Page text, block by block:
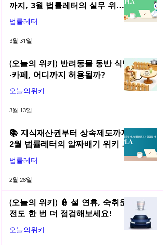
까지, 3월 법률레터의 실무 위키
총정리! | 2026년 3월 네플라 법률
레터
법률레터
3월 31일
(오늘의 위키) 반려동물 동반 식당
·카페, 어디까지 허용될까?
오늘의위키
3월 13일
📚 지식재산권부터 상속제도까지,
2월 법률레터의 알짜배기 위키 모
음! | 2026년 2월 네플라 법률레터
법률레터
2월 28일
(오늘의 위키) 👮 설 연휴, 숙취운
전도 한 번 더 점검해보세요!
오늘의위키